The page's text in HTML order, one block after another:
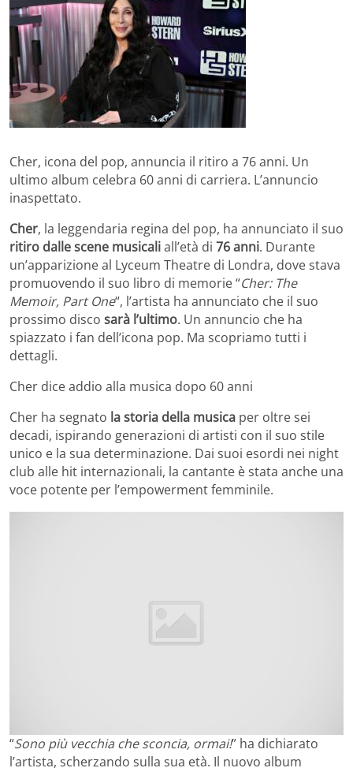
Cher, icona del pop, annuncia il ritiro a 76 anni. Un
ultimo album celebra 60 anni di carriera. L’annuncio
inaspettato.
Cher, la leggendaria regina del pop, ha annunciato il suo
ritiro dalle scene musicaliall’età di 76 anni. Durante
un’apparizione al Lyceum Theatre di Londra, dove stava
promuovendo il suo libro di memorie “Cher: The
Memoir, Part One“, l’artista ha annunciato che il suo
prossimo disco sarà l’ultimo. Un annuncio che ha
spiazzato i fan dell’icona pop. Ma scopriamo tutti i
dettagli.
Cher dice addio alla musica dopo 60 anni
Cher ha segnato la storia della musica per oltre sei
decadi, ispirando generazioni di artisti con il suo stile
unico e la sua determinazione. Dai suoi esordi nei night
club alle hit internazionali, la cantante è stata anche una
voce potente per l’empowerment femminile.
“Sono più vecchia che sconcia, ormai!” ha dichiarato
l’artista, scherzando sulla sua età. Il nuovo album